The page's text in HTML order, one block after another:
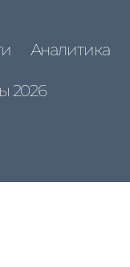
Аналитика
2026